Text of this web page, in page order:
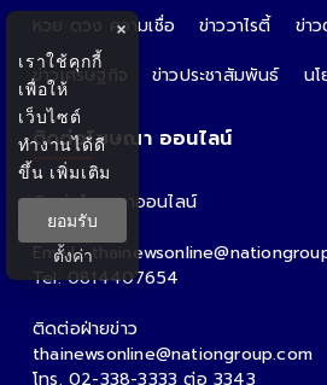
หวย ดวง ความเชื่อ
ข่าววาไรตี้
ข่า
ข่าวเศรษฐกิจ
ข่าวประชาสัมพันธ์ น
ติดต่อโฆษณา ออนไลน์
ติดต่อโฆษณาออนไลน์
คุณอ้อ
Email :
Tel: 0814407654
ติดต่อฝ่ายข่าว
thainewsonline@nationgroup.com
×
เราใช้คุกกี้
เพื่อให้
เว็บไซต์
ทำงานได้ดี
ขึ้น เพิ่มเติม
ยอมรับ
ตั้งค่า